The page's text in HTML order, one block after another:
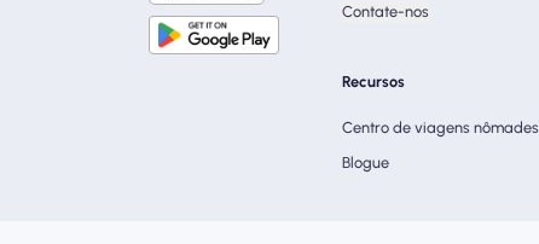
Contate-nos
Recursos
Centro de viagens nômades
Blogue